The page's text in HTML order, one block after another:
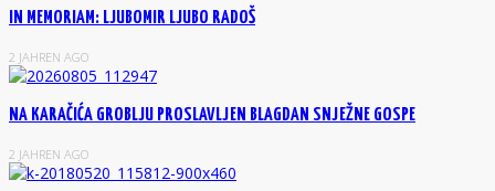
IN MEMORIAM: LJUBOMIR LJUBO RADOŠ
2 JAHREN AGO
NA KARAČIĆA GROBLJU PROSLAVLJEN BLAGDAN SNJEŽNE GOSPE
2 JAHREN AGO